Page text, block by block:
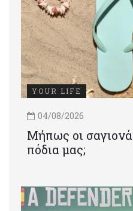
YOUR LIFE
04/08/2026
Μήπως οι
πόδια μας;